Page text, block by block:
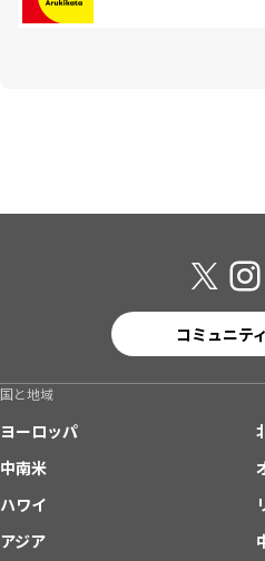
コミュニテ
国と地域
ヨーロッパ
中南米
ハワイ
アジア